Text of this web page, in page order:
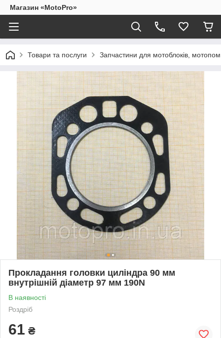
Магазин «MotoPro»
Товари та послуги Запчастини для мотоблоків,
Прокладання головки циліндра 90 мм
внутрішній діаметр 97 мм 190N
В наявності
Роздріб
61 ₴